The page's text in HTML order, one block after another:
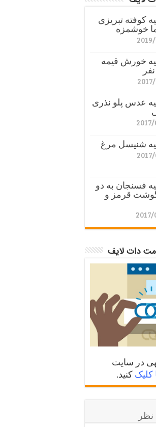
کوفته تبریزی
خوشمزه
خورش قیمه
عدس پلو نذری
شنیسل مرغ
فسنجان به دو
قرمز و
دات لایف
در سایت
کلیک کنید.
نظر